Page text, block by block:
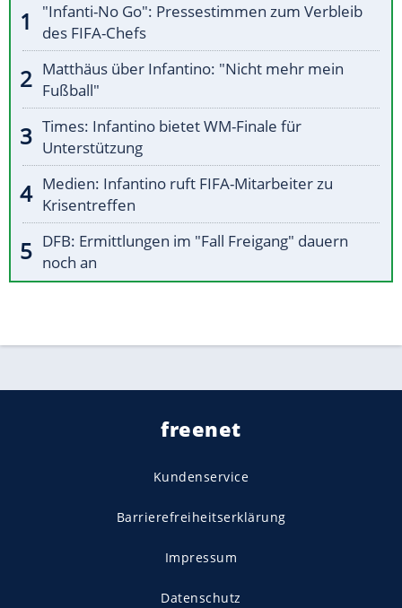
"Infanti-No Go": Pressestimmen zum Verbleib
des FIFA-Chefs
Matthäus über Infantino: "Nicht mehr mein
Fußball"
Times: Infantino bietet WM-Finale für
Unterstützung
Medien: Infantino ruft FIFA-Mitarbeiter zu
Krisentreffen
DFB: Ermittlungen im "Fall Freigang" dauern
noch an
freenet
Kundenservice
Barrierefreiheitserklärung
Impressum
Datenschutz